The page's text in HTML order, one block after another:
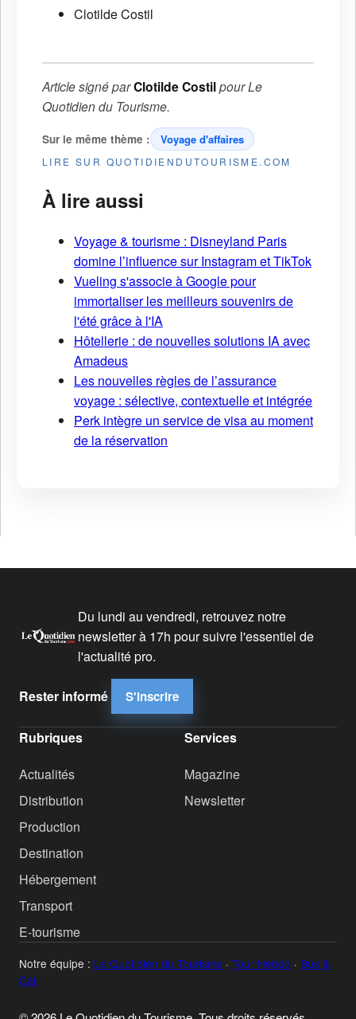
Clotilde Costil
Article signé parClotilde CostilpourLe
Quotidien du Tourisme.
Sur le même thème : Voyage d'affaires
LIRE SUR QUOTIDIENDUTOURISME.COM
À lire aussi
Voyage & tourisme : Disneyland Paris
domine l’influence sur Instagram et TikTok
Vueling s'associe à Google pour
immortaliser les meilleurs souvenirs de
l'été grâce à l'IA
Hôtellerie : de nouvelles solutions IA avec
Amadeus
Les nouvelles règles de l’assurance
voyage : sélective, contextuelle et intégrée
Perk intègre un service de visa au moment
de la réservation
Du lundi au vendredi, retrouvez notre
newsletter à 17h pour suivre l'essentiel de
l'actualité pro.
Rester informé S'inscrire
Rubriques
Actualités
Distribution
Production
Destination
Hébergement
Transport
E-tourisme
Services
Magazine
Newsletter
Notre équipe : Le Quotidien du Tourisme · Tour Hebdo · Bus &
Car